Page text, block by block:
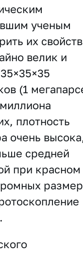
ученым
их
велик и
(1
плотность
очень
средней
при красном